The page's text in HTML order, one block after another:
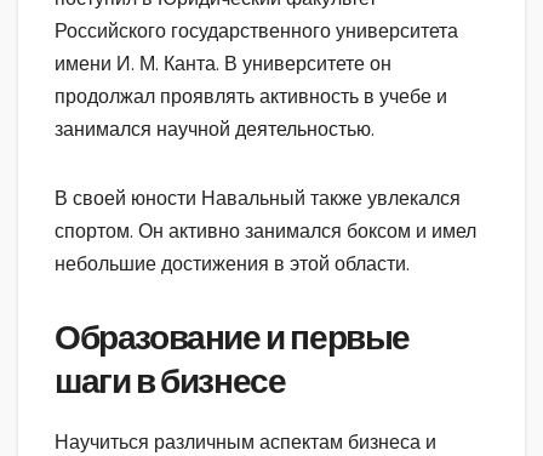
Российского государственного университета
имени И. М. Канта. В университете он
продолжал проявлять активность в учебе и
занимался научной деятельностью.
В своей юности Навальный также увлекался
спортом. Он активно занимался боксом и имел
небольшие достижения в этой области.
Образование и первые
шаги в бизнесе
Научиться различным аспектам бизнеса и